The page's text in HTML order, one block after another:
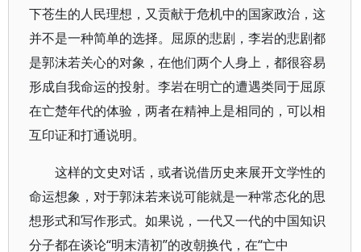
下苍生的人民理想，又贡献于危机中的国家政治，这
并不是一种简单的选择。屈原的悲剧，李岩的悲剧都
是郭沫若关心的对象，在他们两个人身上，都很容易
形成自我命运的投射。李岩在明亡的遭遇类同于屈原
在亡楚年代的体验，两者在精神上是相同的，可以相
互印证和打通说明。
这样的文史对话，或者说借历史来展开文学性的
命运想象，对于郭沫若来说可能就是一种常态化的思
想形式和写作形式。如果说，一代又一代的中国知识
分子都在谈论“明末清初”的改朝换代，在“亡中